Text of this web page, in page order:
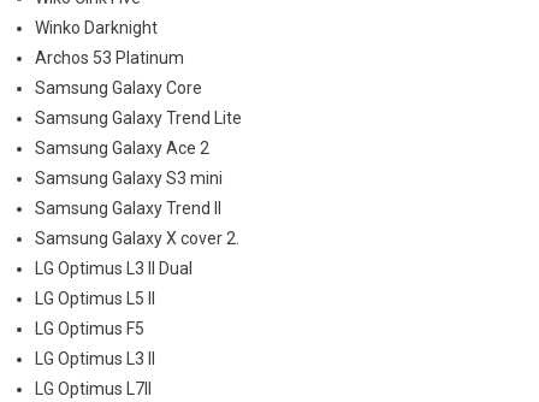
Winko Darknight
Archos 53 Platinum
Samsung Galaxy Core
Samsung Galaxy Trend Lite
Samsung Galaxy Ace 2
Samsung Galaxy S3 mini
Samsung Galaxy Trend II
Samsung Galaxy X cover 2.
LG Optimus L3 II Dual
LG Optimus L5 II
LG Optimus F5
LG Optimus L3 II
LG Optimus L7II